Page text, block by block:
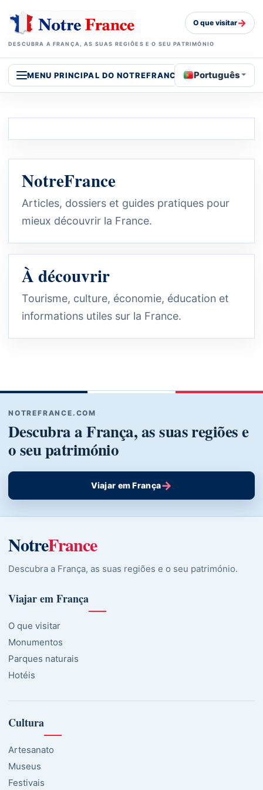
DESCUBRA A FRANÇA, AS SUAS REGIÕES E O SEU PATRIMÓNIO
O que visitar→
MENU PRINCIPAL DO NOTREFRANCE Português
NotreFrance
Articles, dossiers et guides pratiques pour
mieux découvrir la France.
À découvrir
Tourisme, culture, économie, éducation et
informations utiles sur la France.
NOTREFRANCE.COM
Descubra a França, as suas regiões e
o seu património
Viajar em França→
NotreFrance
Descubra a França, as suas regiões e o seu património.
Viajar em França
O que visitar
Monumentos
Parques naturais
Hotéis
Cultura
Artesanato
Museus
Festivais